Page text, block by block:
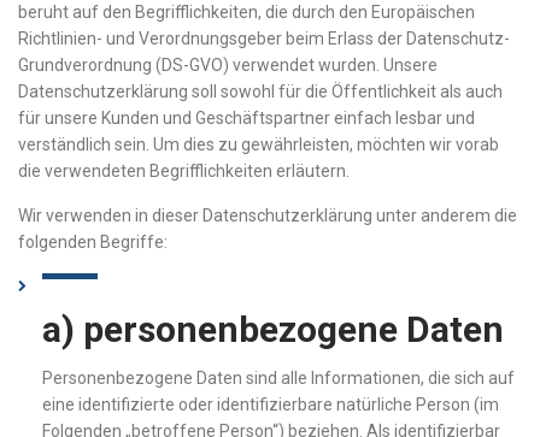
beruht auf den Begrifflichkeiten, die durch den Europäischen
Richtlinien- und Verordnungsgeber beim Erlass der Datenschutz-
Grundverordnung (DS-GVO) verwendet wurden. Unsere
Datenschutzerklärung soll sowohl für die Öffentlichkeit als auch
für unsere Kunden und Geschäftspartner einfach lesbar und
verständlich sein. Um dies zu gewährleisten, möchten wir vorab
die verwendeten Begrifflichkeiten erläutern.
Wir verwenden in dieser Datenschutzerklärung unter anderem die
folgenden Begriffe:
a) personenbezogene Daten
Personenbezogene Daten sind alle Informationen, die sich auf
eine identifizierte oder identifizierbare natürliche Person (im
Folgenden „betroffene Person“) beziehen. Als identifizierbar